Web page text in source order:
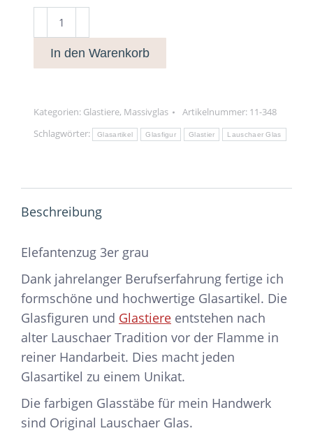
Elefantenzug
3er
grauIn den Warenkorb
Kategorien: Glastiere, Massivglas Artikelnummer: 11-348
Schlagwörter:
Glasartikel Glasfigur Glastier Lauschaer Glas
Beschreibung
Elefantenzug 3er grau
Dank jahrelanger Berufserfahrung fertige ich
formschöne und hochwertige Glasartikel. Die
Glasfiguren und Glastiere entstehen nach
alter Lauschaer Tradition vor der Flamme in
reiner Handarbeit. Dies macht jeden
Glasartikel zu einem Unikat.
Die farbigen Glasstäbe für mein Handwerk
sind Original Lauschaer Glas.